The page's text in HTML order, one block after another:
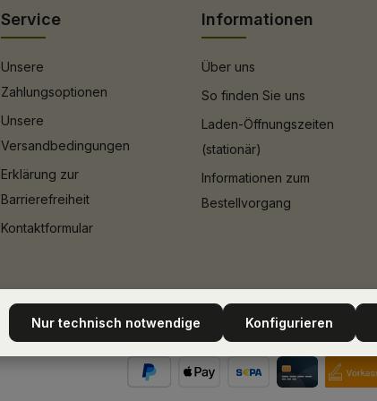
Service
Unsere
Zahlungsoptionen
Unsere
Versandbedingungen
Erklärung zur
Barrierefreiheit
Kontaktformular
Informationen
Über uns
So finden Sie uns
Laden-Öffnungszeiten
(stationär)
Informationen zum
Bestellvorgang
Nur technisch notwendige Konfigurieren